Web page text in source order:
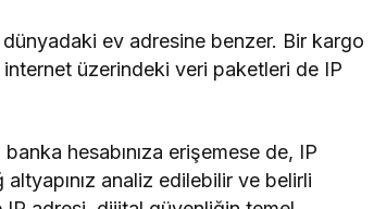
ev adresine benzer. Bir kargo
üzerindeki veri paketleri de IP
hesabınıza erişemese de, IP
analiz edilebilir ve belirli